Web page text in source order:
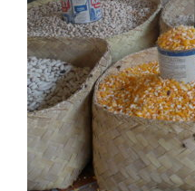
L’artisanat
VOIR LE DÉTAIL